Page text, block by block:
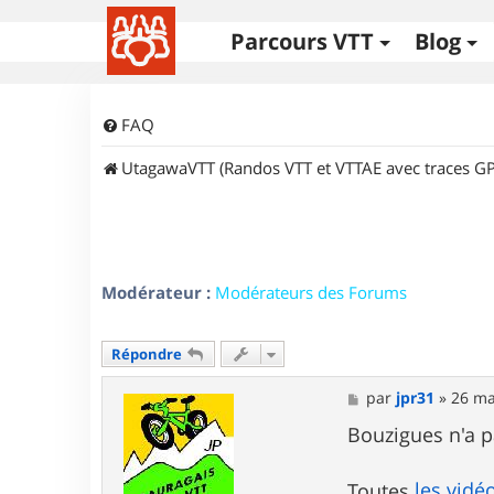
Parcours VTT Blog
FAQ
UtagawaVTT (Randos VTT et VTTAE avec traces
Modérateur : Modérateurs des Forums
Répondre
M
e
s
s
g
par jpr31 »26
Bouzigues n'a